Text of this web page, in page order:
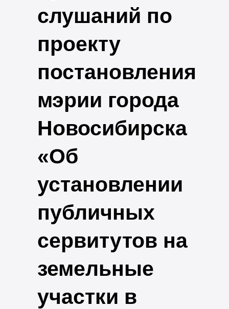
слушаний по
проекту
постановления
мэрии города
Новосибирска
«Об
установлении
публичных
сервитутов на
земельные
участки в